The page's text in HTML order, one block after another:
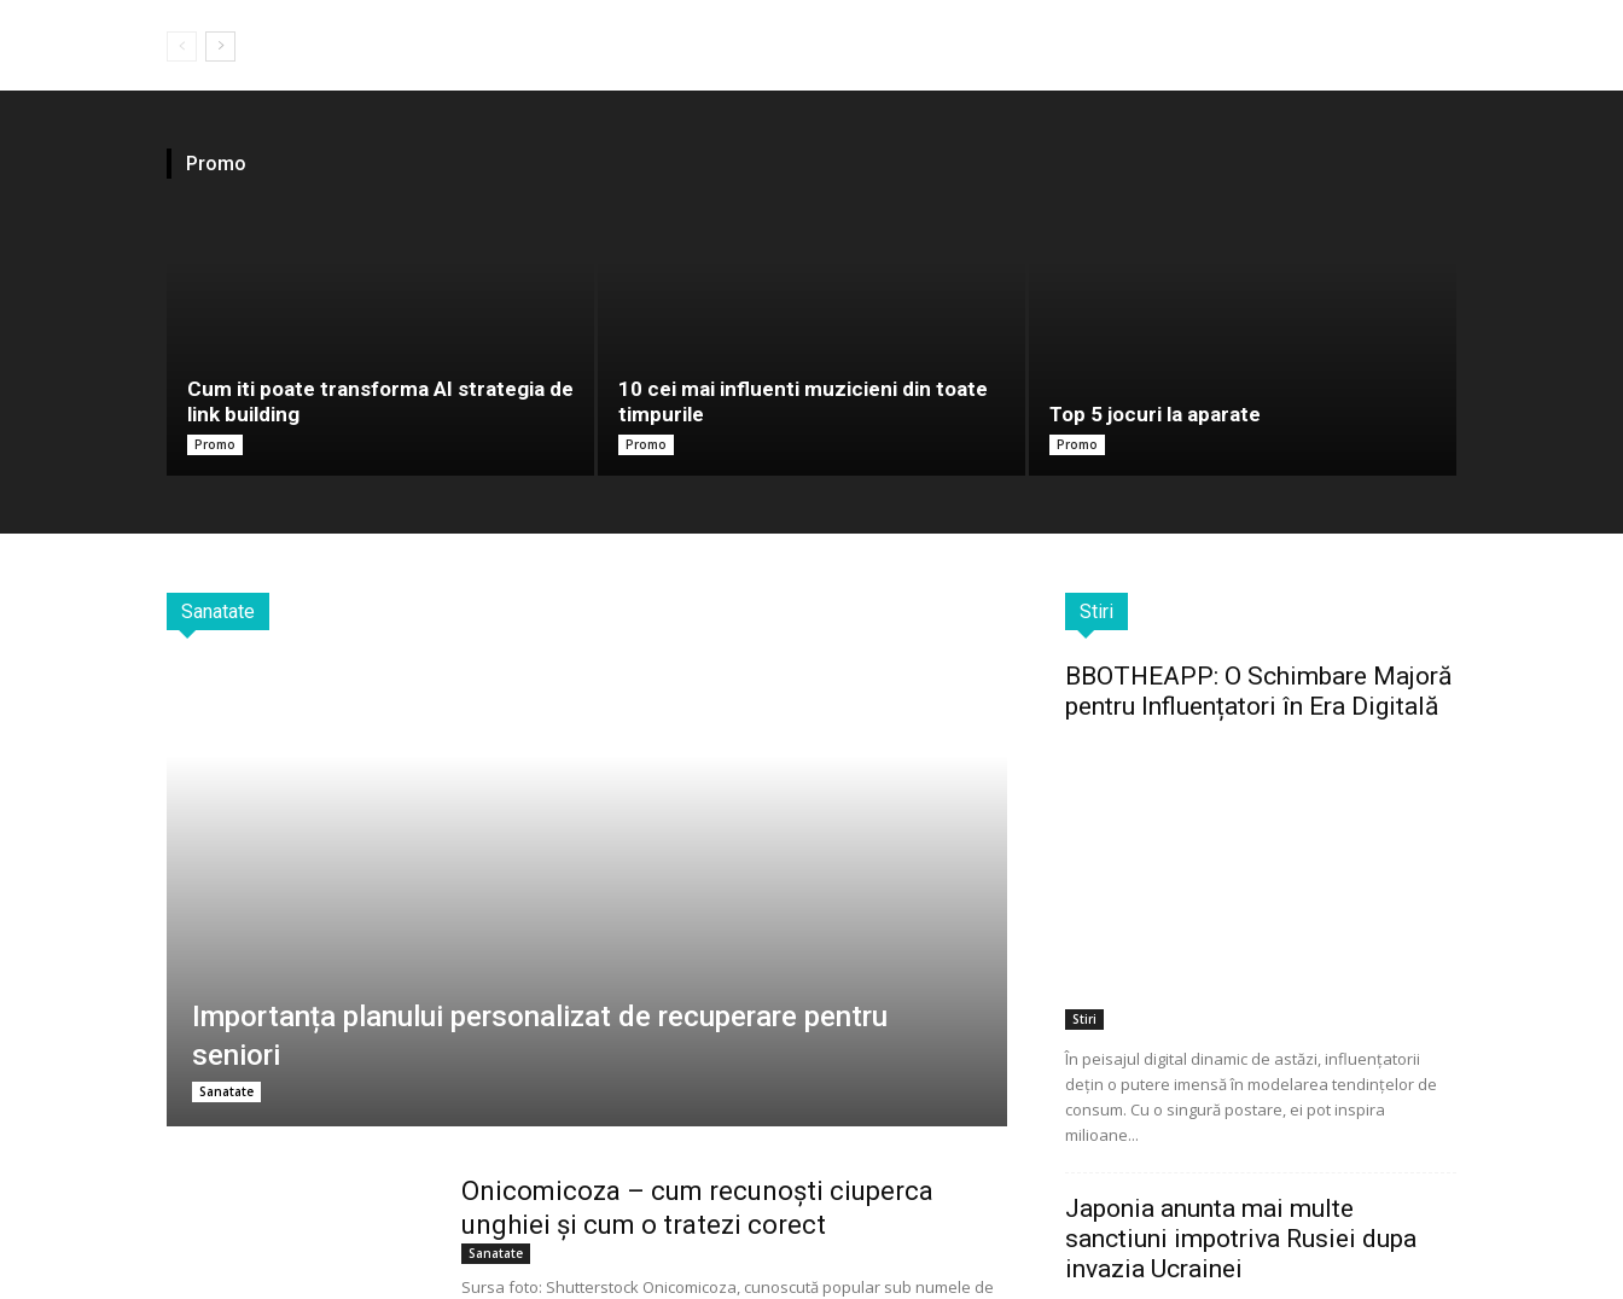
Promo
Cum iti poate transforma AI strategia de
link building
Promo
10 cei mai influenti muzicieni din toate
timpurile
Promo
Top 5 jocuri la aparate
Promo
Sanatate
Importanța planului personalizat de recuperare pentru
seniori
Sanatate
Onicomicoza – cum recunoști ciuperca
unghiei și cum o tratezi corect
Sanatate
Sursa foto: Shutterstock Onicomicoza, cunoscută popular sub numele de
Stiri
BBOTHEAPP: O Schimbare Majoră
pentru Influențatori în Era Digitală
Stiri
În peisajul digital dinamic de astăzi, influențatorii
dețin o putere imensă în modelarea tendințelor de
consum. Cu o singură postare, ei pot inspira
milioane...
Japonia anunta mai multe
sanctiuni impotriva Rusiei dupa
invazia Ucrainei